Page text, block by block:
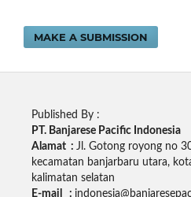
MAKE A SUBMISSION
Published By :
PT. Banjarese Pacific Indonesia
Alamat : Jl. Gotong royong no
kecamatan banjarbaru utara,
kalimatan selatan
E-mail :